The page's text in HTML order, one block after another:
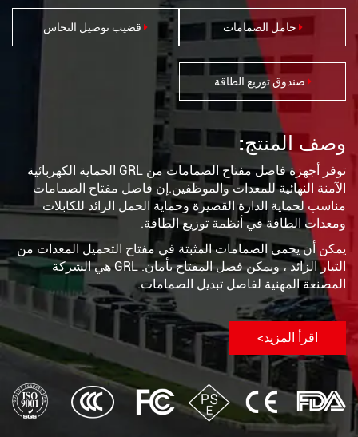
حامل الصمامات قضيب توصيل النحاس
صندوق توزيع الطاقة
وصف المنتج:
توفر أجهزة فاصل مفتاح الصمامات من GRL الحماية الكهربائية
الآمنة النهائية للمعدات والموظفين.إن فاصل مفتاح الصمامات
مناسب لحماية الدارة القصيرة وحماية الحمل الزائد للكابلات
ومعدات الطاقة في أنظمة توزيع الطاقة.
يمكن أن يحمي الصمامات المثبتة في مفتاح التحميل المعدات من
التيار الزائد ، ويمكن فصل المفتاح بأمان. GRL هي الشركة
المصنعة المهنية لفاصل تبديل الصمامات.
اقرأ المزيد>
يبحث
يبحث